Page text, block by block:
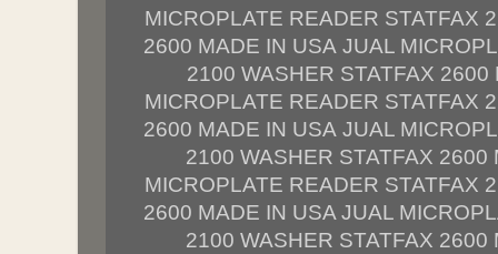
MICROPLATE READER STATFAX
2600 MADE IN USA JUAL
2100 WASHER STATFAX 2600
MICROPLATE READER STATFAX
2600 MADE IN USA JUAL
2100 WASHER STATFAX 2600
MICROPLATE READER STATFAX
2600 MADE IN USA JUAL
2100 WASHER STATFAX 2600